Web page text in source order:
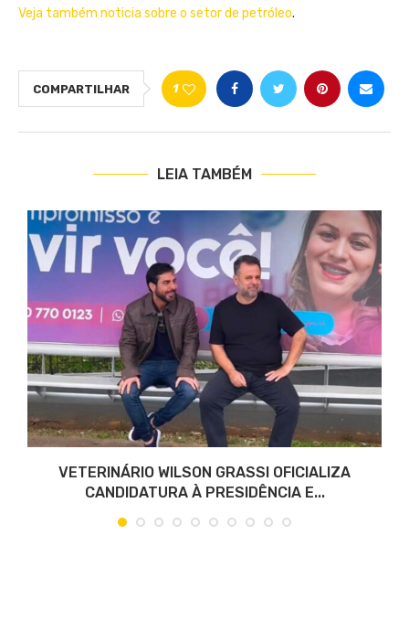
Veja também noticia sobre o setor de petróleo.
COMPARTILHAR 1
LEIA TAMBÉM
VETERINÁRIO WILSON GRASSI OFICIALIZA
CANDIDATURA À PRESIDÊNCIA E...